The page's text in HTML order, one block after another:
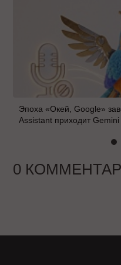
Эпоха «Окей, Google»
Assistant приходит Gemini
0